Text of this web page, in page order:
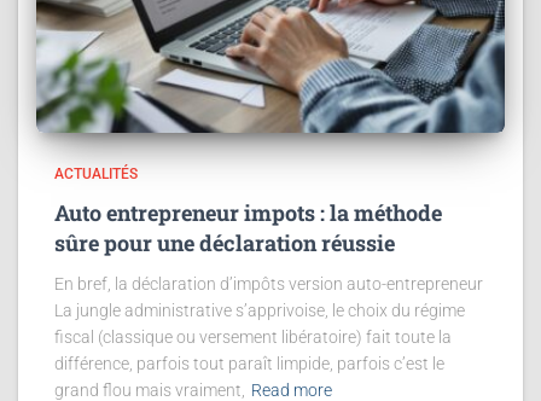
ACTUALITÉS
Auto entrepreneur impots : la méthode
sûre pour une déclaration réussie
En bref, la déclaration d’impôts version auto-entrepreneur
La jungle administrative s’apprivoise, le choix du régime
fiscal (classique ou versement libératoire) fait toute la
différence, parfois tout paraît limpide, parfois c’est le
grand flou mais vraiment,
Read more